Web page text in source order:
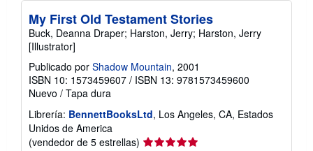
My First Old Testament Stories
Buck, Deanna Draper; Harston, Jerry; Harston, Jerry
[Illustrator]
Publicado por Shadow Mountain, 2001
ISBN 10: 1573459607 / ISBN 13: 9781573459600
Nuevo / Tapa dura
Librería: BennettBooksLtd, Los Angeles, CA, Estados
Unidos de America
(vendedor de 5 estrellas) Calificación